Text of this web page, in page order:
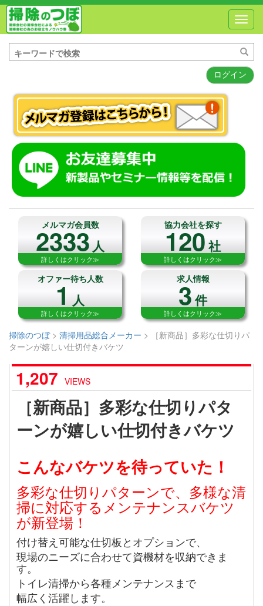
ログイン
メルマガ会員数
2333人
詳しくはクリック≫
協力会社を探す
120社
詳しくはクリック≫
オファー待ち人数
1人
詳しくはクリック≫
求人情報
3件
詳しくはクリック≫
掃除のつぼ> 清掃用品総合メーカー >
［新商品］多彩な仕切りパ
ターンが嬉しい仕切付きバケツ
1,207 VIEWS
［新商品］多彩な仕切りパタ
ーンが嬉しい仕切付きバケツ
こんなバケツを待っていた！
多彩な仕切りパターンで、多様な清
掃に対応するメンテナンスバケツ
が新登場！
付け替え可能な仕切板とオプションで、
現場のニーズに合わせて資機材を収納できま
す。
トイレ清掃から各種メンテナンスまで
幅広く活躍します。